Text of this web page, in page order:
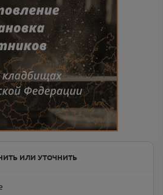
ИЛИ УТОЧНИТЬ